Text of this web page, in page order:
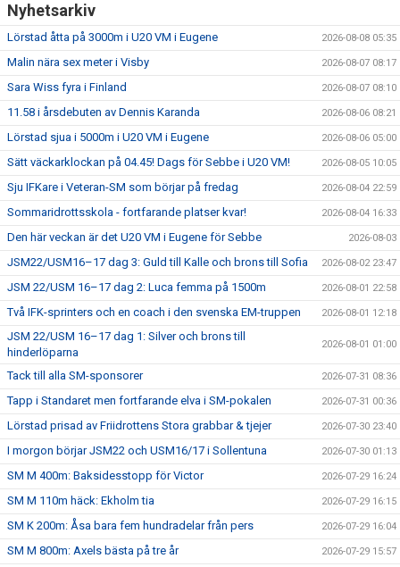
Nyhetsarkiv
Lörstad åtta på 3000m i U20 VM i Eugene 2026-08-08 05:35
Malin nära sex meter i Visby 2026-08-07 08:17
Sara Wiss fyra i Finland 2026-08-07 08:10
11.58 i årsdebuten av Dennis Karanda 2026-08-06 08:21
Lörstad sjua i 5000m i U20 VM i Eugene 2026-08-06 05:00
Sätt väckarklockan på 04.45! Dags för Sebbe i U20 VM! 2026-08-05 10:05
Sju IFKare i Veteran-SM som börjar på fredag 2026-08-04 22:59
Sommaridrottsskola - fortfarande platser kvar! 2026-08-04 16:33
Den här veckan är det U20 VM i Eugene för Sebbe 2026-08-03
JSM22/USM16–17 dag 3: Guld till Kalle och brons till Sofia 2026-08-02 23:47
JSM 22/USM 16–17 dag 2: Luca femma på 1500m 2026-08-01 22:58
Två IFK-sprinters och en coach i den svenska EM-truppen 2026-08-01 12:18
JSM 22/USM 16–17 dag 1: Silver och brons till
hinderlöparna
2026-08-01 01:00
Tack till alla SM-sponsorer 2026-07-31 08:36
Tapp i Standaret men fortfarande elva i SM-pokalen 2026-07-31 00:36
Lörstad prisad av Friidrottens Stora grabbar & tjejer 2026-07-30 23:40
I morgon börjar JSM22 och USM16/17 i Sollentuna 2026-07-30 01:13
SM M 400m: Baksidesstopp för Victor 2026-07-29 16:24
SM M 110m häck: Ekholm tia 2026-07-29 16:15
SM K 200m: Åsa bara fem hundradelar från pers 2026-07-29 16:04
SM M 800m: Axels bästa på tre år 2026-07-29 15:57